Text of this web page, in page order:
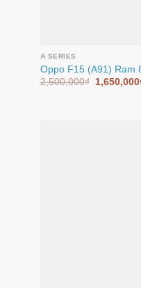
A SERIES
Oppo F15 (A91) Ram
2,500,000₫ 1,650,000